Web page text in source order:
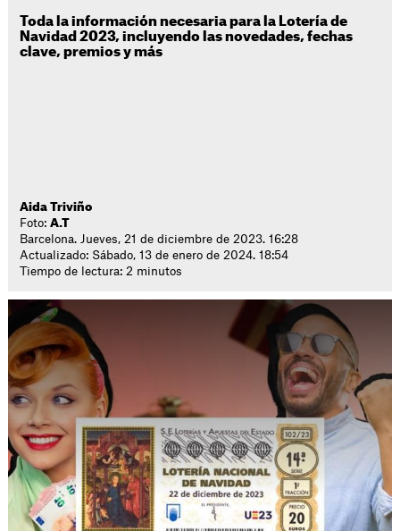
Toda la información necesaria para la Lotería de
Navidad 2023, incluyendo las novedades, fechas
clave, premios y más
Aida Triviño
Foto:A.T
Barcelona. Jueves, 21 de diciembre de 2023. 16:28
Actualizado: Sábado, 13 de enero de 2024. 18:54
Tiempo de lectura: 2 minutos